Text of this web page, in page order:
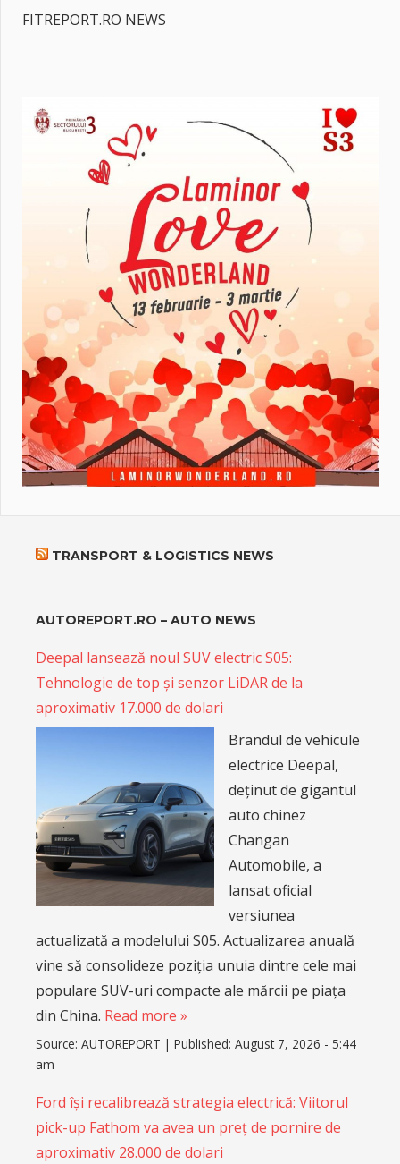
FITREPORT.RO NEWS
TRANSPORT & LOGISTICS NEWS
AUTOREPORT.RO – AUTO NEWS
Deepal lansează noul SUV electric S05:
Tehnologie de top și senzor LiDAR de la
aproximativ 17.000 de dolari
Brandul de vehicule
electrice Deepal,
deținut de gigantul
auto chinez
Changan
Automobile, a
lansat oficial
versiunea
actualizată a modelului S05. Actualizarea anuală
vine să consolideze poziția unuia dintre cele mai
populare SUV-uri compacte ale mărcii pe piața
din China. Read more »
Source: AUTOREPORT | Published: August 7, 2026 - 5:44
am
Ford își recalibrează strategia electrică: Viitorul
pick-up Fathom va avea un preț de pornire de
aproximativ 28.000 de dolari